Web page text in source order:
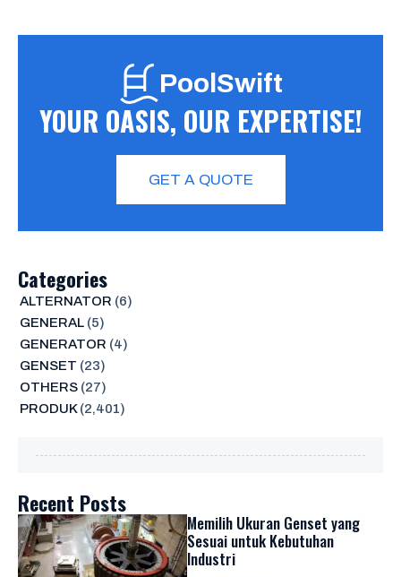
PoolSwift
YOUR OASIS, OUR EXPERTISE!
GET A QUOTE
Categories
ALTERNATOR (6)
GENERAL(5)
GENERATOR (4)
GENSET (23)
OTHERS(27)
PRODUK(2,401)
Recent Posts
Memilih Ukuran Genset yang
Sesuai untuk Kebutuhan
Industri